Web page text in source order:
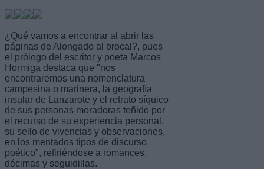
¿Qué vamos a encontrar al abrir las
páginas de Alongado al brocal?, pues
el prólogo del escritor y poeta Marcos
Hormiga destaca que "nos
encontraremos una nomenclatura
campesina o marinera, la geografía
insular de Lanzarote y el retrato síquico
de sus personas moradoras teñido por
el recurso de su experiencia personal,
su sello de vivencias y observaciones,
en los mentados tipos de discurso
poético", refiriéndose a romances,
décimas y seguidillas.